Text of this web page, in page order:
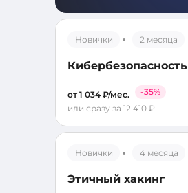
Новички 2 месяца
Кибербезопасность
от 1 034 ₽/мес.
-35%
или сразу за 12 410 ₽
Новички 4 месяца
Этичный хакинг